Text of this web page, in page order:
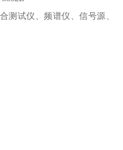
测试仪、频谱仪、信号源、